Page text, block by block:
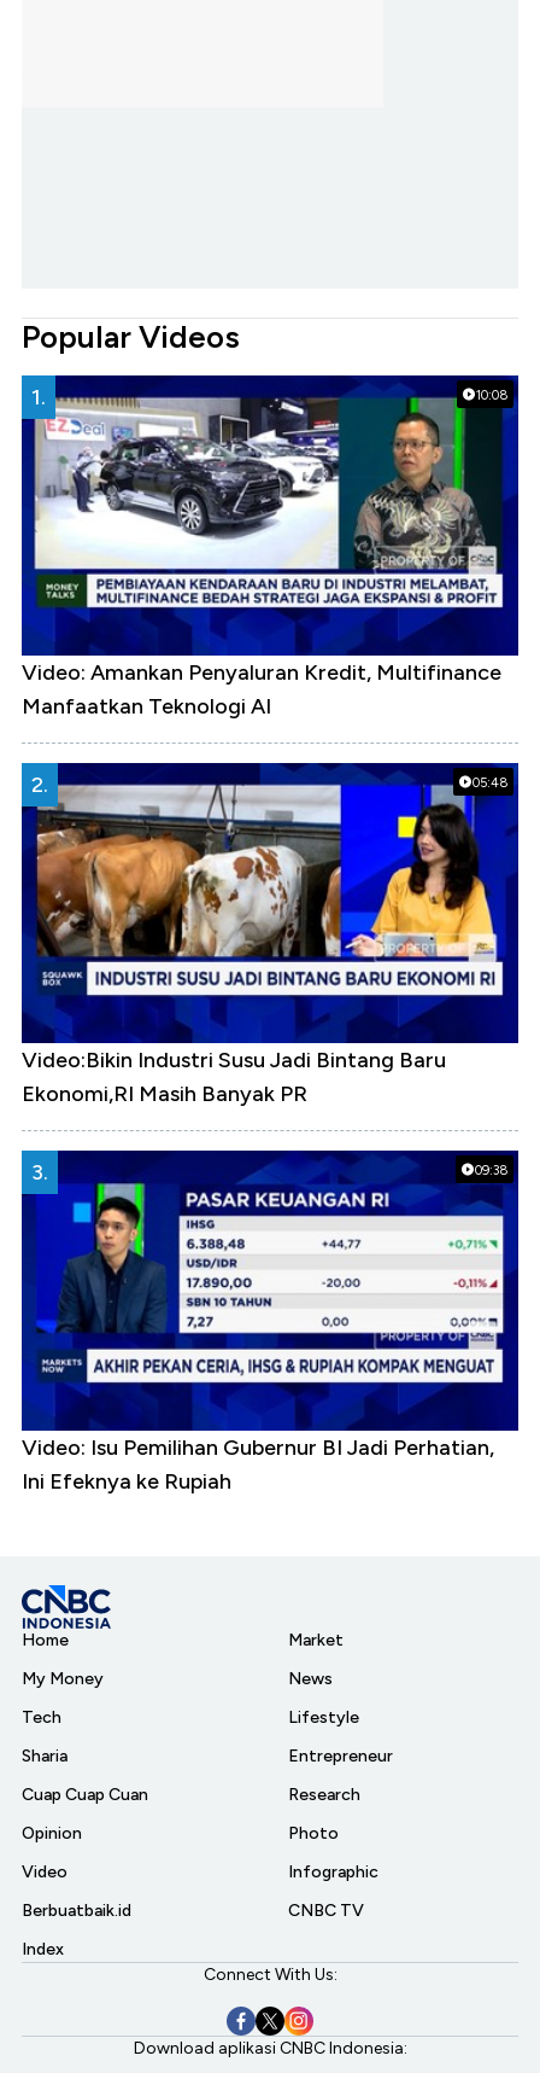
Popular Videos
10:08
1.
Video: Amankan Penyaluran Kredit, Multifinance
Manfaatkan Teknologi AI
05:48
2.
Video:Bikin Industri Susu Jadi Bintang Baru
Ekonomi,RI Masih Banyak PR
09:38
3.
Video: Isu Pemilihan Gubernur BI Jadi Perhatian,
Ini Efeknya ke Rupiah
Home
My Money
Tech
Sharia
Cuap Cuap Cuan
Opinion
Video
Berbuatbaik.id
Index
Market
News
Lifestyle
Entrepreneur
Research
Photo
Infographic
CNBC TV
Connect With Us:
Download aplikasi CNBC Indonesia: